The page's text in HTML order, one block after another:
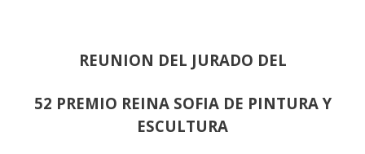
REUNION DEL JURADO DEL
52 PREMIO REINA SOFIA DE PINTURA Y
ESCULTURA